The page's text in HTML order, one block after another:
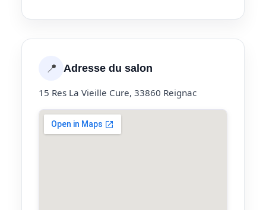
📍 Adresse du salon
15 Res La Vieille Cure, 33860 Reignac